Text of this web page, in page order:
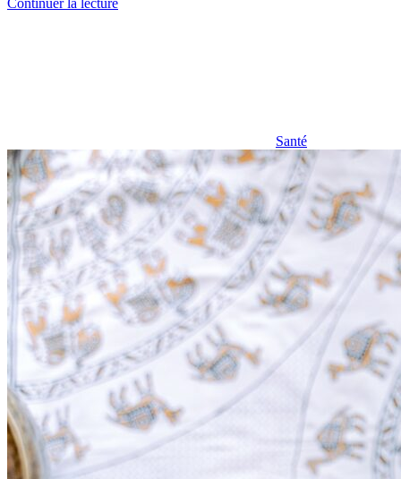
Continuer la lecture
Santé